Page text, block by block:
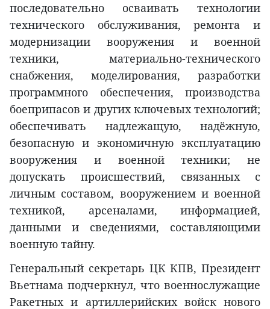
последовательно осваивать технологии
технического обслуживания, ремонта и
модернизации вооружения и военной
техники, материально-технического
снабжения, моделирования, разработки
программного обеспечения, производства
боеприпасов и других ключевых технологий;
обеспечивать надлежащую, надёжную,
безопасную и экономичную эксплуатацию
вооружения и военной техники; не
допускать происшествий, связанных с
личным составом, вооружением и военной
техникой, арсеналами, информацией,
данными и сведениями, составляющими
военную тайну.
Генеральный секретарь ЦК КПВ, Президент
Вьетнама подчеркнул, что военнослужащие
Ракетных и артиллерийских войск нового